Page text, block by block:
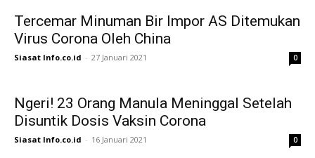
Tercemar Minuman Bir Impor AS Ditemukan
Virus Corona Oleh China
Siasat Info.co.id - 27 Januari 2021 0
Ngeri! 23 Orang Manula Meninggal Setelah
Disuntik Dosis Vaksin Corona
Siasat Info.co.id - 16 Januari 2021 0